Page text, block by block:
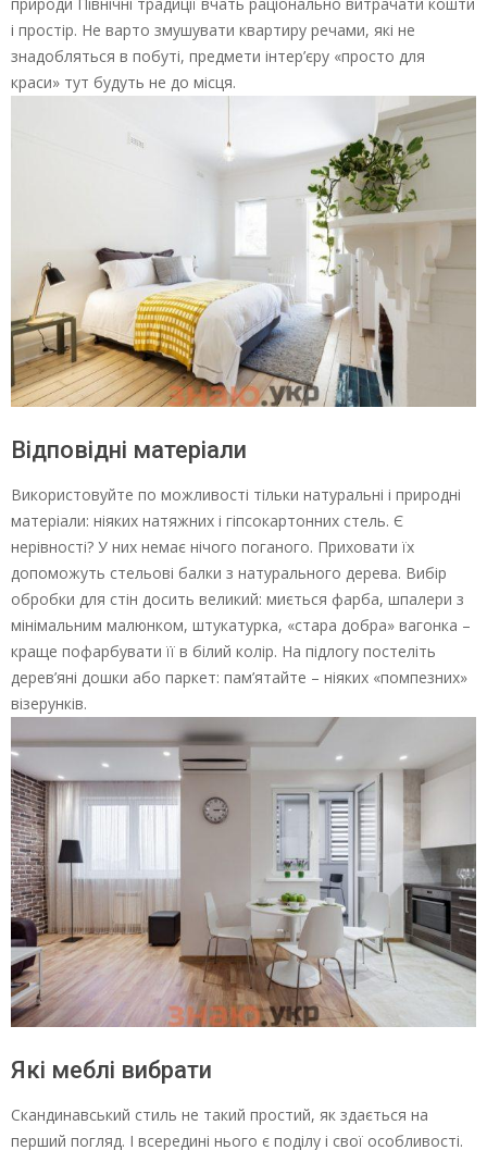
природи Північні традиції вчать раціонально витрачати кошти
і простір. Не варто змушувати квартиру речами, які не
знадобляться в побуті, предмети інтер’єру «просто для
краси» тут будуть не до місця.
Відповідні матеріали
Використовуйте по можливості тільки натуральні і природні
матеріали: ніяких натяжних і гіпсокартонних стель. Є
нерівності? У них немає нічого поганого. Приховати їх
допоможуть стельові балки з натурального дерева. Вибір
обробки для стін досить великий: миється фарба, шпалери з
мінімальним малюнком, штукатурка, «стара добра» вагонка –
краще пофарбувати її в білий колір. На підлогу постеліть
дерев’яні дошки або паркет: пам’ятайте – ніяких «помпезних»
візерунків.
Які меблі вибрати
Скандинавський стиль не такий простий, як здається на
перший погляд. І всередині нього є поділу і свої особливості.